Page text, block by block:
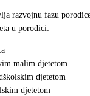
razvojnu fazu
u porodici:
malim djetetom
djetetom
djetetom